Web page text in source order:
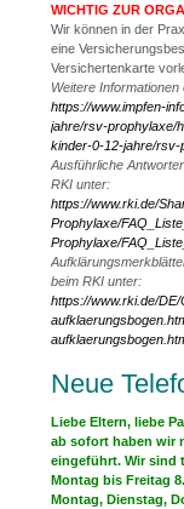
WICHTIG ZUR
Wir können in der
eine
Versichertenkarte
Weitere
https://www.impfen-
jahre/rsv-prophylaxe/
kinder-0-12-jahre/rsv-
Ausführliche
RKI unter:
https://www.rki.de/
Prophylaxe/
Prophylaxe/
beim RKI unter:
https://www.rki.de/
Neue
Liebe Eltern, liebe
ab sofort haben wir
eingeführt. Wir sind
Montag bis Freitag
Montag, Dienstag,